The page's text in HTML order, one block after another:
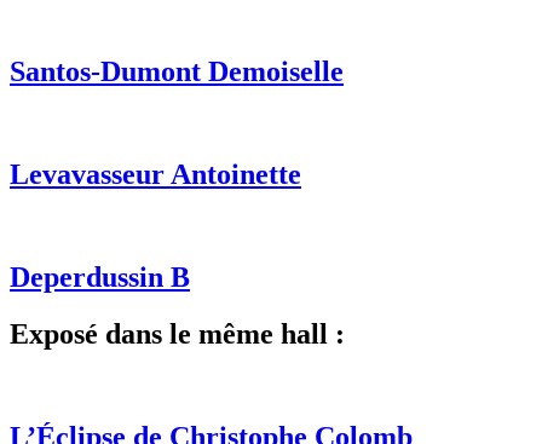
Santos-Dumont Demoiselle
Levavasseur Antoinette
Deperdussin B
Exposé dans le même hall :
L’Éclipse de Christophe Colomb